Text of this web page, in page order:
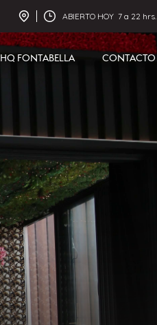
ABIERTO HOY 7 a 22 hrs.
HQ FONTABELLA CONTACTO